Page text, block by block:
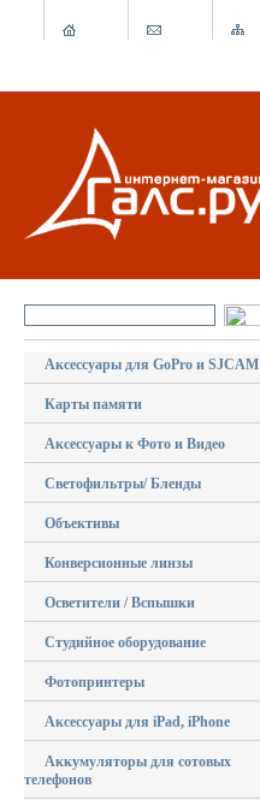
Аксессуары для GoPro и SJCAM
Карты памяти
Аксессуары к Фото и Видео
Светофильтры/ Бленды
Объективы
Конверсионные линзы
Осветители / Вспышки
Студийное оборудование
Фотопринтеры
Аксессуары для iPad, iPhone
Аккумуляторы для сотовых
телефонов